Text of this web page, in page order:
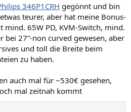
346P1CRH gegönnt und bin
teurer, aber hat meine Bonus-
mind. 65W PD, KVM-Switch, mind.
bei 27“-non curved gewesen, aber
und toll die Breite beim
zu haben.
auch mal für ~530€ gesehen,
mal zeitnah kommt